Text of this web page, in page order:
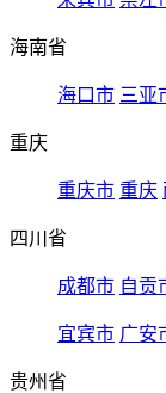
海南省
海口市 三亚
重庆
重庆市 重庆
四川省
成都市 自贡
宜宾市 广安
贵州省